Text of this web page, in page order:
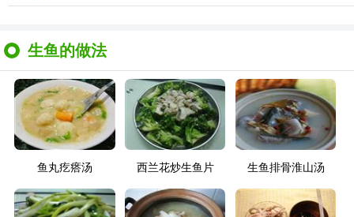
生鱼的做法
鱼丸疙瘩汤 西兰花炒生鱼片 生鱼排骨淮山汤